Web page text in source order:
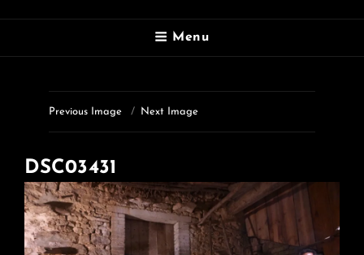
Menu
Previous Image Next Image
DSC03431